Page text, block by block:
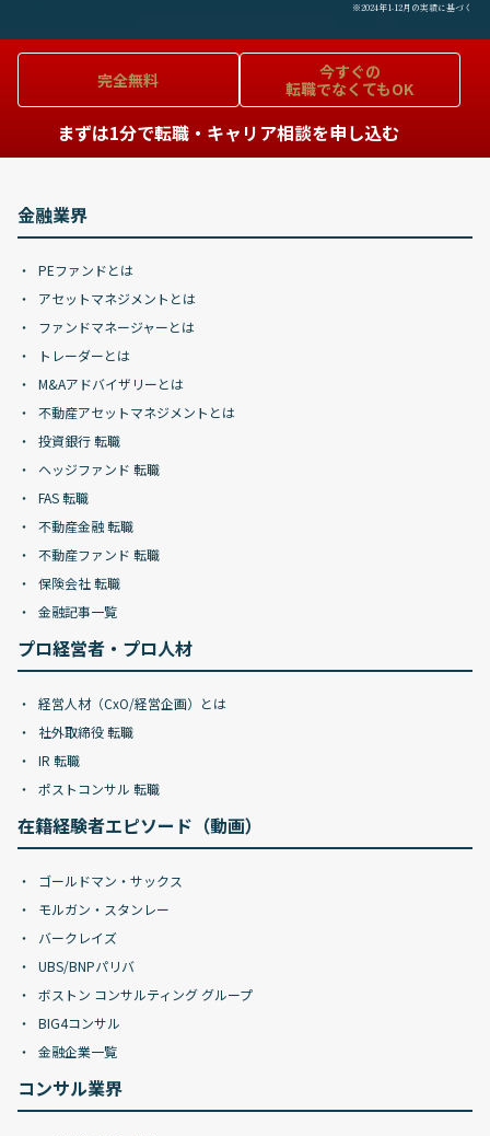
※2024年1-12月の実績に基づく
完全無料
今すぐの
転職でなくてもOK
まずは1分で転職・キャリア相談を申し込む
金融業界
PEファンドとは
アセットマネジメントとは
ファンドマネージャーとは
トレーダーとは
M&Aアドバイザリーとは
不動産アセットマネジメントとは
投資銀行 転職
ヘッジファンド 転職
FAS 転職
不動産金融 転職
不動産ファンド 転職
保険会社 転職
金融記事一覧
プロ経営者・プロ人材
経営人材（CxO/経営企画）とは
社外取締役 転職
IR 転職
ポストコンサル 転職
在籍経験者エピソード（動画）
ゴールドマン・サックス
モルガン・スタンレー
バークレイズ
UBS/BNPパリバ
ボストン コンサルティング グループ
BIG4コンサル
金融企業一覧
コンサル業界